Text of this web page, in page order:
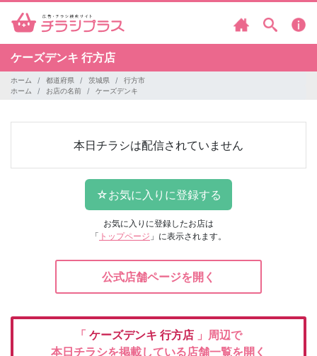
ケーズデンキ 行方店
ホーム 都道府県 茨城県
行方市
ホーム
お店の名前 ケーズデンキ
本日チラシは配信されていません
お気に入りに登録したお店は
「 トップページ 」に表示されます。
公式店舗ページを開く
「 ケーズデンキ 行方店 」周辺で
本日チラシを掲載している店舗一覧を開く